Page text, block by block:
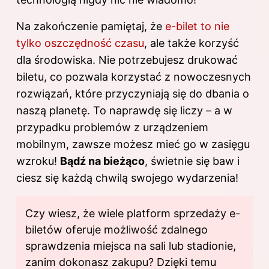
Na zakończenie pamiętaj, że e-bilet to nie
tylko oszczędność czasu, ale także korzyść
dla środowiska. Nie potrzebujesz drukować
biletu, co pozwala korzystać z nowoczesnych
rozwiązań, które przyczyniają się do dbania o
naszą planetę. To naprawdę się liczy – a w
przypadku problemów z urządzeniem
mobilnym, zawsze możesz mieć go w zasięgu
wzroku! Bądź na bieżąco, świetnie się baw i
ciesz się każdą chwilą swojego wydarzenia!
Czy wiesz, że wiele platform sprzedaży e-
biletów oferuje możliwość zdalnego
sprawdzenia miejsca na sali lub stadionie,
zanim dokonasz zakupu? Dzięki temu